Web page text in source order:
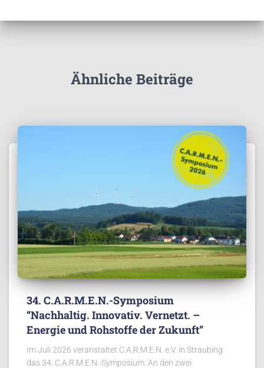
Ähnliche Beiträge
34. C.A.R.M.E.N.-Symposium
“Nachhaltig. Innovativ. Vernetzt. –
Energie und Rohstoffe der Zukunft”
Im Juli 2026 veranstaltet C.A.R.M.E.N. e.V. in Straubing
das 34. C.A.R.M.E.N.-Symposium. An den zwei